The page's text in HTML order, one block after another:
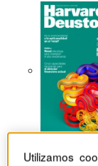
Utilizamos